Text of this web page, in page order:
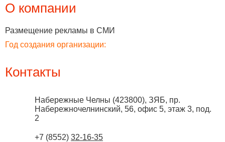
О компании
Размещение рекламы в СМИ
Год создания организации:
Контакты
Набережные Челны (423800), ЗЯБ, пр.
Набережночелнинский, 56, офис 5, этаж 3, под.
2
+7 (8552) 32-16-35